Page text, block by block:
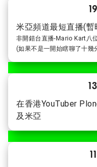
米亞頻道最短直播(暫
非開錯台直播-Mario Kart八
(如果不是一開始瞎聊了十幾
在香港YouTuber
及米亞